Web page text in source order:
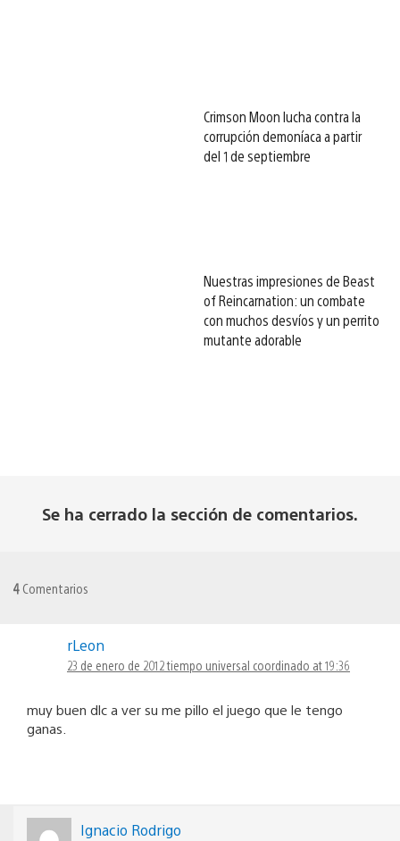
Crimson Moon lucha contra la
corrupción demoníaca a partir
del 1 de septiembre
Nuestras impresiones de Beast
of Reincarnation: un combate
con muchos desvíos y un perrito
mutante adorable
Se ha cerrado la sección de comentarios.
4 Comentarios
rLeon
23 de enero de 2012 tiempo universal coordinado at 19:36
muy buen dlc a ver su me pillo el juego que le tengo
ganas.
Ignacio Rodrigo